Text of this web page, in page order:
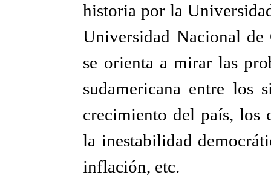
historia por la
Universidad Nacional
se orienta a mirar las
sudamericana entre
crecimiento del país, los
la inestabilidad
inflación, etc.